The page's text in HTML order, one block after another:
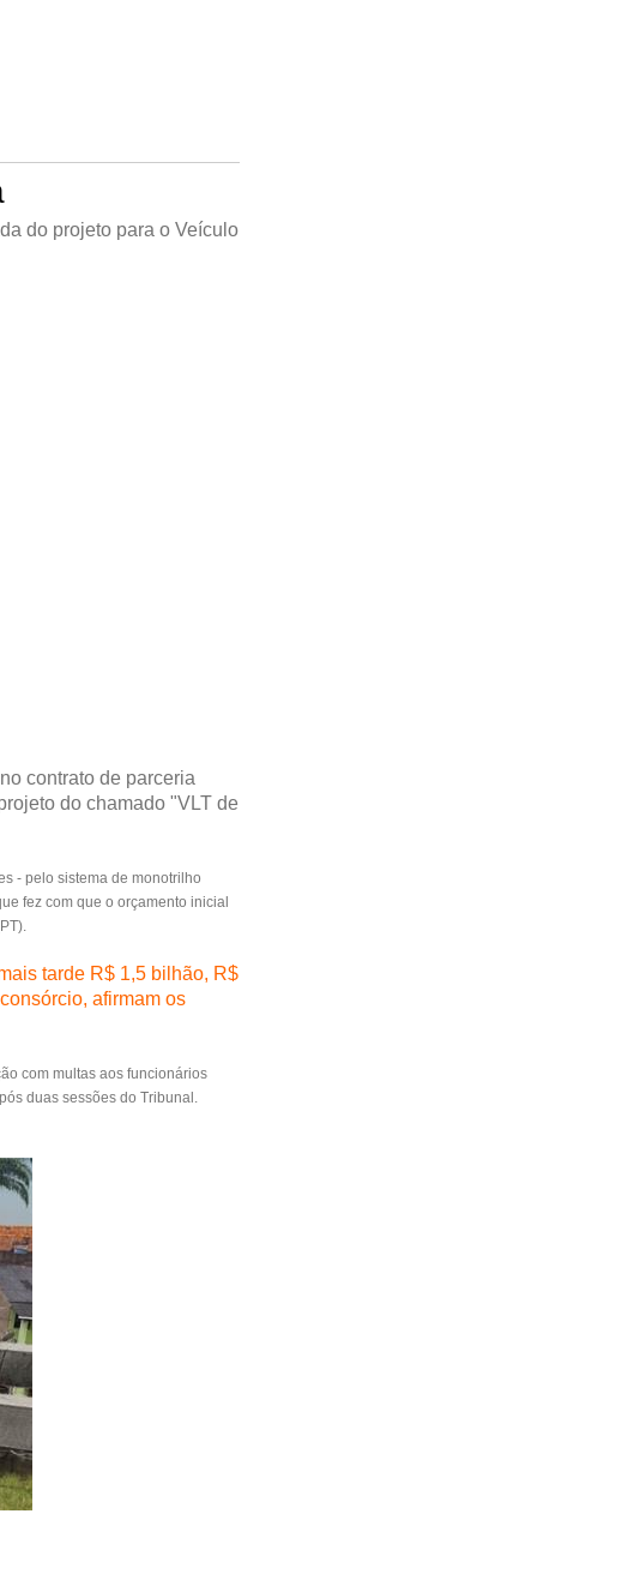
do projeto para o Veículo
contrato de parceria
do chamado "VLT de
- pelo sistema de monotrilho
fez com que o orçamento inicial
tarde R$ 1,5 bilhão, R$
afirmam os
com multas aos funcionários
duas sessões do Tribunal.